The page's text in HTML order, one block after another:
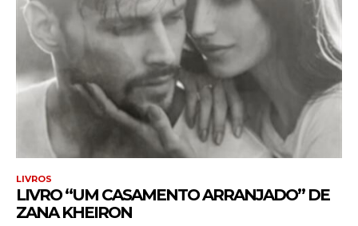
LIVROS
LIVRO “UM CASAMENTO ARRANJADO” DE
ZANA KHEIRON